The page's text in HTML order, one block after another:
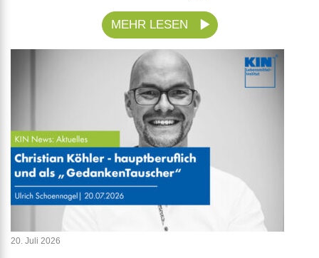
MEHR LESEN
20. Juli 2026